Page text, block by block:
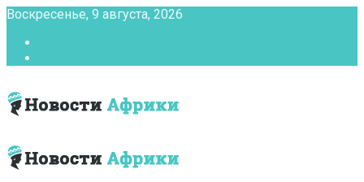
Воскресенье, 9 августа, 2026